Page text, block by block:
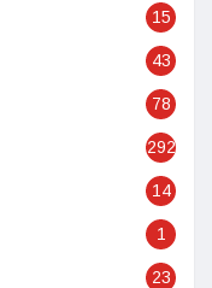
15
43
78
292
14
1
23